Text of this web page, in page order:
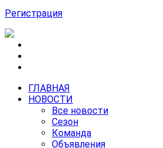
Регистрация
ГЛАВНАЯ
НОВОСТИ
Все новости
Сезон
Команда
Объявления